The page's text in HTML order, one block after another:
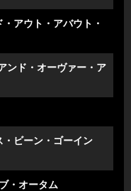
アウト・アバウト・
ンド・オーヴァー・ア
ビーン・ゴーイン
・オータム